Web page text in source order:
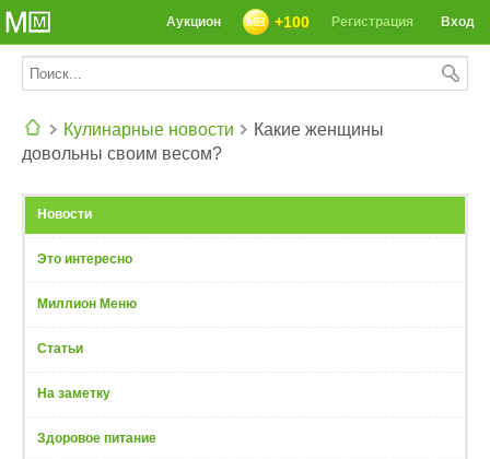
Вход
Регистрация
+100
Аукцион
Кулинарные новости
Какие женщины
довольны своим весом?
Новости
Это интересно
Миллион Меню
Статьи
На заметку
Здоровое питание